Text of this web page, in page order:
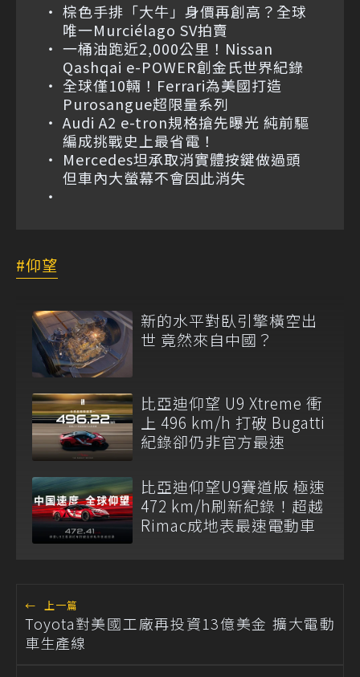
棕色手排「大牛」身價再創高？全球
唯一Murciélago SV拍賣
一桶油跑近2,000公里！Nissan
Qashqai e-POWER創金氏世界紀錄
全球僅10輛！Ferrari為美國打造
Purosangue超限量系列
Audi A2 e-tron規格搶先曝光 純前驅
編成挑戰史上最省電！
Mercedes坦承取消實體按鍵做過頭
但車內大螢幕不會因此消失
仰望
新的水平對臥引擎橫空出
世 竟然來自中國？
比亞迪仰望 U9 Xtreme 衝
上 496 km/h 打破 Bugatti
紀錄卻仍非官方最速
比亞迪仰望U9賽道版 極速
472 km/h刷新紀錄！超越
Rimac成地表最速電動車
← 上一篇
Toyota對美國工廠再投資13億美金 擴大電動
車生產線